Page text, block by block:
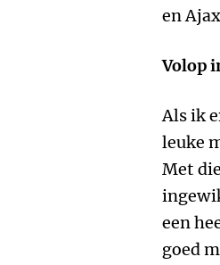
en
Volop
Als ik
leuke
Met
een
goed